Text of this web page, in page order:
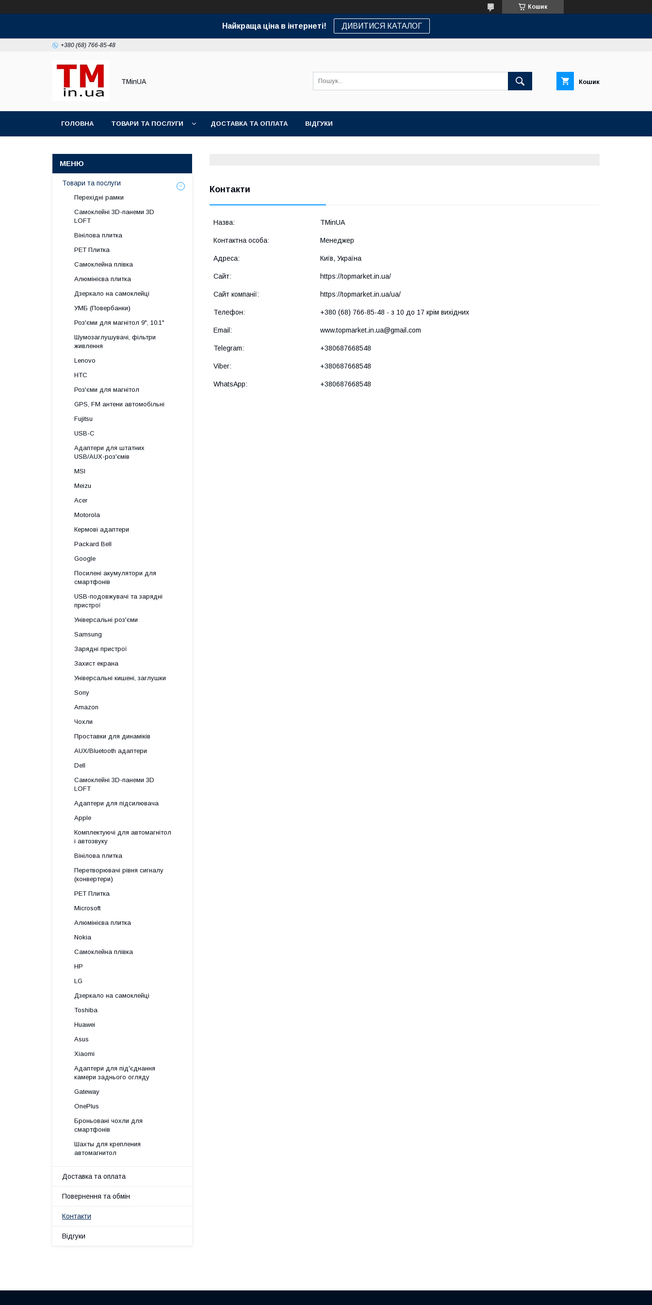
Кошик
Найкраща ціна в інтернеті! ДИВИТИСЯ КАТАЛОГ
+380 (68) 766-85-48
TMinUA Кошик
ГОЛОВНА ТОВАРИ ТА ПОСЛУГИ ДОСТАВКА ТА ОПЛАТА ВІДГУКИ
Контакти
TMinUA
Менеджер
Київ, Україна
https://topmarket.in.ua/
https://topmarket.in.ua/ua/
+380 (68) 766-85-48 з 10 до 17 крім вихідних
www.topmarket.in.ua@gmail.com
+380687668548
+380687668548
+380687668548
Товари та послуги
Перехідні рамки
Самоклейні 3D-панеми 3D
LOFT
Вінілова плитка
PET Плитка
Самоклейна плівка
Алюмінієва плитка
Дзеркало на самоклейці
УМБ (Повербанки)
Роз'єми для магнітол 9", 10.1"
Шумозаглушувачі, фільтри
живлення
Lenovo
HTC
Роз'єми для магнітол
GPS, FM антени автомобільні
Fujitsu
USB-C
Адаптери для штатних
USB/AUX-роз'ємів
MSI
Meizu
Acer
Motorola
Кермові адаптери
Packard Bell
Google
Посилені акумулятори для
смартфонів
USB-подовжувачі та зарядні
пристрої
Універсальні роз'єми
Samsung
Зарядні пристрої
Захист екрана
Універсальні кишені, заглушки
Sony
Amazon
Чохли
Проставки для динаміків
AUX/Bluetooth адаптери
Dell
Самоклейні 3D-панеми 3D
LOFT
Адаптери для підсилювача
Apple
Комплектуючі для автомагнітол
і автозвуку
Вінілова плитка
Перетворювачі рівня сигналу
(конвертери)
PET Плитка
Microsoft
Алюмінієва плитка
Nokia
Самоклейна плівка
HP
LG
Дзеркало на самоклейці
Toshiba
Huawei
Asus
Xiaomi
Адаптери для під'єднання
камери заднього огляду
Gateway
OnePlus
Броньовані чохли для
смартфонів
Шахты для крепления
автомагнитол
Доставка та оплата
Повернення та обмін
Контакти
Відгуки